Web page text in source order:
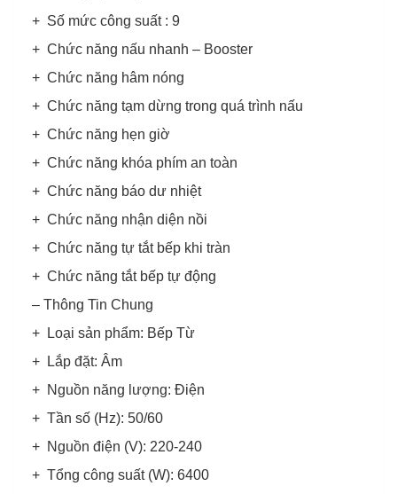
+ Số mức công suất : 9
+ Chức năng nấu nhanh – Booster
+ Chức năng hâm nóng
+ Chức năng tạm dừng trong quá trình nấu
+ Chức năng hẹn giờ
+ Chức năng khóa phím an toàn
+ Chức năng báo dư nhiệt
+ Chức năng nhận diện nồi
+ Chức năng tự tắt bếp khi tràn
+ Chức năng tắt bếp tự động
– Thông Tin Chung
+ Loại sản phẩm: Bếp Từ
+ Lắp đặt: Âm
+ Nguồn năng lượng: Điện
+ Tần số (Hz): 50/60
+ Nguồn điện (V): 220-240
+ Tổng công suất (W): 6400